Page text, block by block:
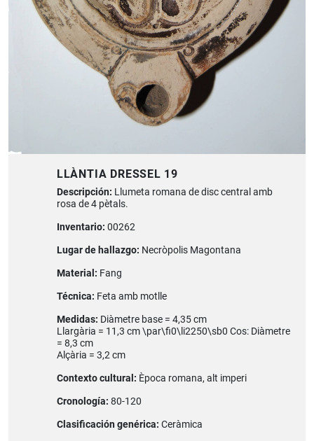
LLÀNTIA DRESSEL 19
Descripción: Llumeta romana de disc central amb
rosa de 4 pètals.
Inventario: 00262
Lugar de hallazgo: Necròpolis Magontana
Material: Fang
Técnica: Feta amb motlle
Medidas: Diàmetre base = 4,35 cm
Llargària = 11,3 cm \par\fi0\li2250\sb0 Cos: Diàmetre
= 8,3 cm
Alçària = 3,2 cm
Contexto cultural: Època romana, alt imperi
Cronología: 80-120
Clasificación genérica: Ceràmica